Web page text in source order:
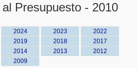
Presupuesto - 2010
2024 2023
2022
2019 2018
2017
2014 2013
2012
2009